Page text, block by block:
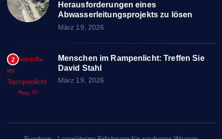
Herausforderungen eines
Abwasserleitungsprojekts zu lösen
März 19, 2026
2
Menschen im Rampenlicht: Treffen Sie
David Stahl
März 19, 2026